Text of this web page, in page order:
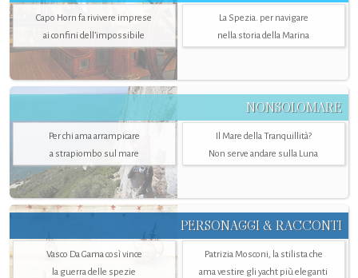
Capo Horn fa rivivere imprese
ai confini dell’impossibile
La Spezia. per navigare
nella storia della Marina
NONSOLOMARE
Per chi ama arrampicare
a strapiombo sul mare
Il Mare della Tranquillità?
Non serve andare sulla Luna
PERSONAGGI & RACCONTI
Vasco Da Gama così vince
la guerra delle spezie
Patrizia Mosconi, la stilista che
ama vestire gli yacht più eleganti